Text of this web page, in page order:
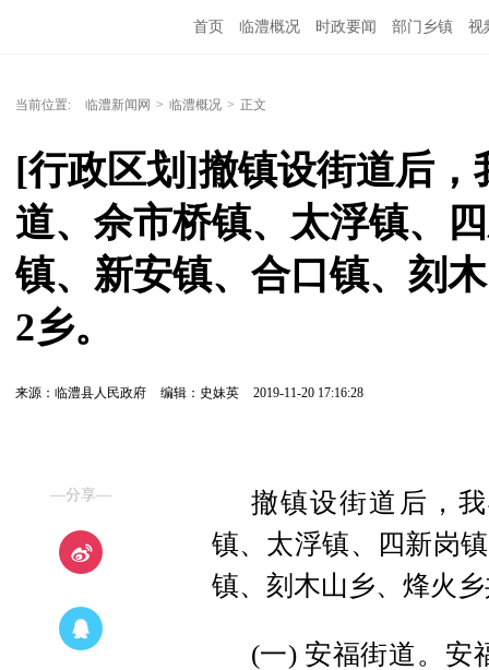
首页 临澧概况 时政要闻 部门乡镇 视
当前位置: 临澧新闻网 > 临澧概况 > 正文
[行政区划]撤镇设街道后
道、佘市桥镇、太浮镇、
镇、新安镇、合口镇、刻
2乡。
来源：临澧县人民政府 编辑：史妹英 2019-11-20 17:16:28
—分享—
撤镇设街道后，
镇、太浮镇、四新岗
镇、刻木山乡、烽火
(一) 安福街道。安